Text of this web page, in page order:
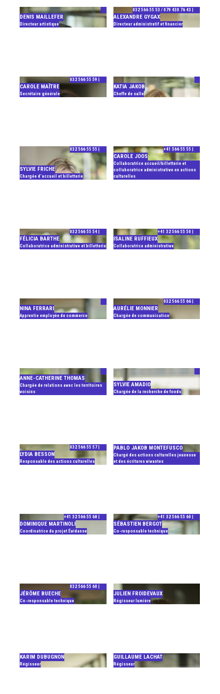
DENIS MAILLEFER
Directeur artistique
032 566 55 53 / 079 430 76 43 |
ALEXANDRE GYGAX
Directeur administratif et financier
032 566 55 59 |
CAROLE MAÎTRE
Secrétaire générale
KATIA JAKOB
Cheffe de salle
032 566 55 55 |
SYLVIE FRICHE
Chargée d’accueil et billetterie
+41 566 55 55 |
CAROLE JOOS
Collaboratrice accueil/billetterie et
collaboratrice administrative en actions
culturelles
032 566 55 54 |
FÉLICIA BARTHE
Collaboratrice administrative et billetterie
+41 32 566 55 50 |
ISALINE RUFFIEUX
Collaboratrice administrative
NINA FERRARI
Apprentie employée de commerce
032 566 55 66 |
AURÉLIE MONNIER
Chargée de communication
ANNE-CATHERINE THOMAS
Chargée de relations avec les territoires
voisins
SYLVIE AMADIO
Chargée de la recherche de fonds
032 566 55 57 |
LYDIA BESSON
Responsable des actions culturelles
PABLO JAKOB MONTEFUSCO
Chargé des actions culturelles jeunesse
et des écritures vivantes
+41 32 566 55 68 |
DOMINIQUE MARTINOLI
Coordinatrice du projet Évidanse
+41 32 566 55 60 |
SÉBASTIEN BERGOT
Co-responsable technique
032 566 55 60 |
JÉRÔME BUECHE
Co-responsable technique
JULIEN FROIDEVAUX
Régisseur lumière
KARIM DUBUGNON
Régisseur
GUILLAUME LACHAT
Régisseur